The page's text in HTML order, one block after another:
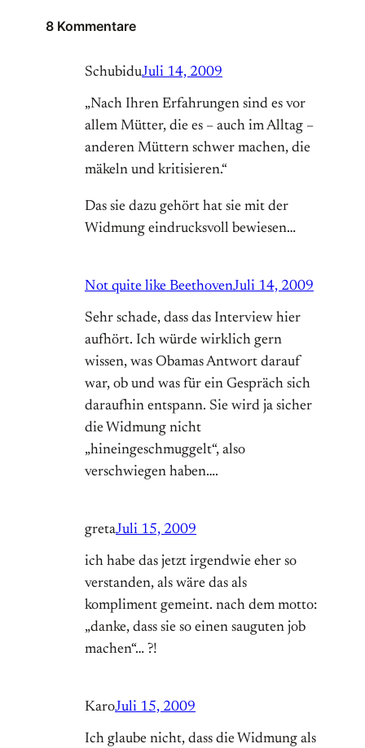
8 Kommentare
SchubiduJuli 14, 2009
„Nach Ihren Erfahrungen sind es vor
allem Mütter, die es – auch im Alltag –
anderen Müttern schwer machen, die
mäkeln und kritisieren.“
Das sie dazu gehört hat sie mit der
Widmung eindrucksvoll bewiesen…
Not quite like BeethovenJuli 14, 2009
Sehr schade, dass das Interview hier
aufhört. Ich würde wirklich gern
wissen, was Obamas Antwort darauf
war, ob und was für ein Gespräch sich
daraufhin entspann. Sie wird ja sicher
die Widmung nicht
„hineingeschmuggelt“, also
verschwiegen haben….
gretaJuli 15, 2009
ich habe das jetzt irgendwie eher so
verstanden, als wäre das als
kompliment gemeint. nach dem motto:
„danke, dass sie so einen sauguten job
machen“… ?!
KaroJuli 15, 2009
Ich glaube nicht, dass die Widmung als